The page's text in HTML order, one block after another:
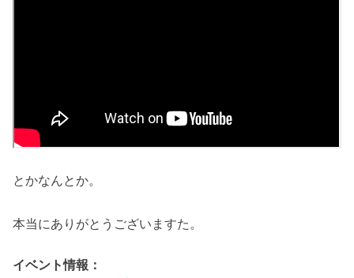
とかなんとか。
本当にありがとうございますた。
イベント情報：